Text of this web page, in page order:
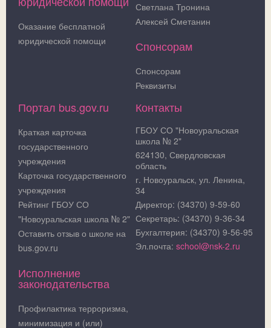
Оказание бесплатной
юридической помощи
Светлана Тронина
Алексей Сметанин
Спонсорам
Спонсорам
Реквизиты
Портал bus.gov.ru
Краткая карточка
государственного
учреждения
Карточка государственного
учреждения
Рейтинг ГБОУ СО
"Новоуральская школа № 2"
Оставить отзыв о школе на
bus.gov.ru
Исполнение
законодательства
Профилактика терроризма,
минимизация и (или)
Контакты
ГБОУ СО "Новоуральская
школа № 2"
624130, Свердловская
область
г. Новоуральск, ул. Ленина,
34
Директор: (34370) 9-59-60
Секретарь: (34370) 9-36-34
Бухгалтерия: (34370) 9-56-95
Эл.почта: school@nsk-2.ru